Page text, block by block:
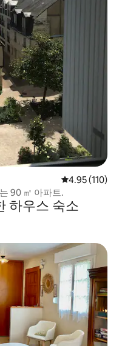
평점 4.95점(5
4.95 (110)
90 ㎡ 아파트.
하우스 숙소